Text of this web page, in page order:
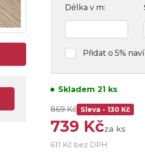
Délka v m:
Přidat o 5%
Skladem 21 ks
869 Kč Sleva - 130 Kč
739 Kčza ks
611 Kč bez DPH